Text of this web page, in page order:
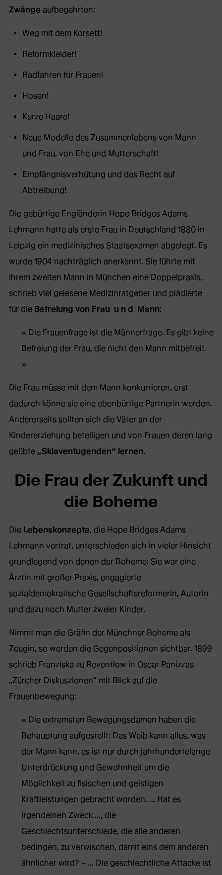
Zwänge aufbegehrten:
Weg mit dem Korsett!
Reformkleider!
Radfahren für Frauen!
Hosen!
Kurze Haare!
Neue Modelle des Zusammenlebens von Mann
und Frau, von Ehe und Mutterschaft!
Empfängnisverhütung und das Recht auf
Abtreibung!
Die gebürtige Engländerin Hope Bridges Adams
Lehmann hatte als erste Frau in Deutschland 1880 in
Leipzig ein medizinisches Staatsexamen abgelegt. Es
wurde 1904 nachträglich anerkannt. Sie führte mit
ihrem zweiten Mann in München eine Doppelpraxis,
schrieb viel gelesene Medizinratgeber und plädierte
für die Befreiung von Frau u n d Mann:
Die Frauenfrage ist die Männerfrage. Es gibt keine
Befreiung der Frau, die nicht den Mann mitbefreit.
Die Frau müsse mit dem Mann konkurrieren, erst
dadurch könne sie eine ebenbürtige Partnerin werden.
Andererseits sollten sich die Väter an der
Kindererziehung beteiligen und von Frauen deren lang
geübte „Sklaventugenden“ lernen.
Die Frau der Zukunft und
die Boheme
Die Lebenskonzepte, die Hope Bridges Adams
Lehmann vertrat, unterschieden sich in vieler Hinsicht
grundlegend von denen der Boheme: Sie war eine
Ärztin mit großer Praxis, engagierte
sozialdemokratische Gesellschaftsreformerin, Autorin
und dazu noch Mutter zweier Kinder.
Nimmt man die Gräfin der Münchner Boheme als
Zeugin, so werden die Gegenpositionen sichtbar. 1899
schrieb Franziska zu Reventlow in Oscar Panizzas
„Zürcher Diskuszionen“ mit Blick auf die
Frauenbewegung:
Die extremsten Bewegungsdamen haben die
Behauptung aufgestellt: Das Weib kann alles, was
der Mann kann, es ist nur durch jahrhundertelange
Unterdrückung und Gewohnheit um die
Möglichkeit zu fisischen und geistigen
Kraftleistungen gebracht worden. … Hat es
irgendeinen Zweck …, die
Geschlechtsunterschiede, die alle anderen
bedingen, zu verwischen, damit eins dem anderen
ähnlicher wird? – … Die geschlechtliche Attacke ist